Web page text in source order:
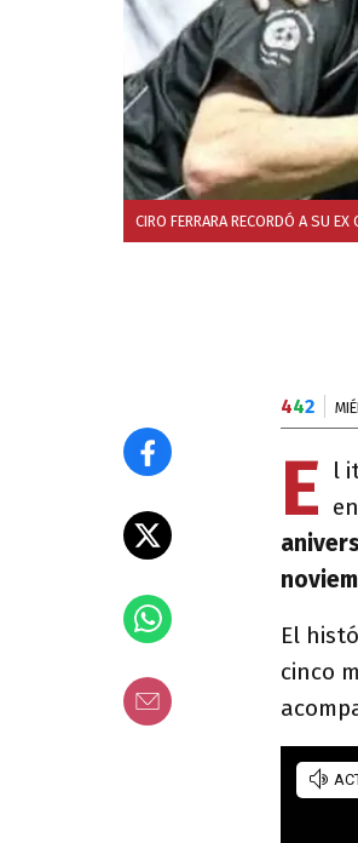
CIRO FERRARA RECORDÓ A SU
442
E l
en
El
cinco